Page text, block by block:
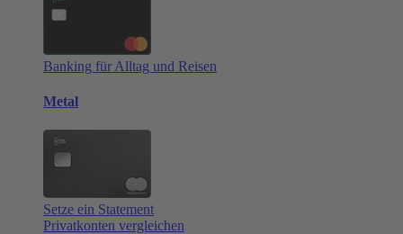
Banking für Alltag und Reisen
Metal
Setze ein Statement
Privatkonten vergleichen